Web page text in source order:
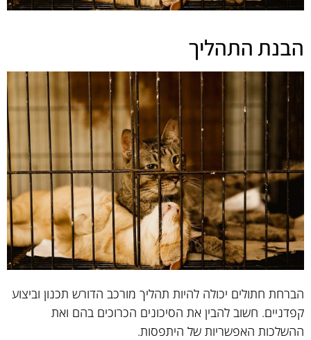
הבנת התהליך
הברחת חתולים יכולה להיות תהליך מורכב הדורש תכנון וביצוע
קפדניים. חשוב להבין את הסיכונים הכרוכים בהם ואת
ההשלכות האפשריות של היתפסות.